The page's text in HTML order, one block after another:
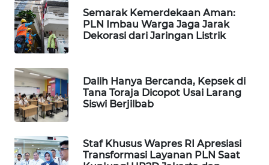
Semarak Kemerdekaan Aman:
PLN Imbau Warga Jaga Jarak
Dekorasi dari Jaringan Listrik
Dalih Hanya Bercanda, Kepsek di
Tana Toraja Dicopot Usai Larang
Siswi Berjilbab
Staf Khusus Wapres RI Apresiasi
Transformasi Layanan PLN Saat
ID
WAHANANEWS
CO ID
WAHANANEWS
NET
SPORT